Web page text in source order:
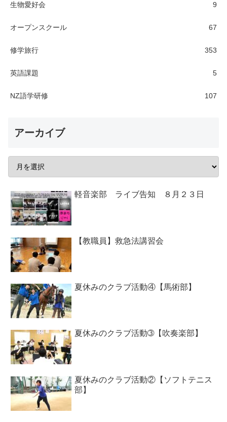
生物愛好会 9
オープンスクール 67
修学旅行 353
英語課題 5
NZ語学研修 107
アーカイブ
軽音楽部 ライブ告知 ８月２３日
【教職員】救急法講習会
夏休みのクラブ活動④【馬術部】
夏休みのクラブ活動➂【吹奏楽部】
夏休みのクラブ活動②【ソフトテニス
部】